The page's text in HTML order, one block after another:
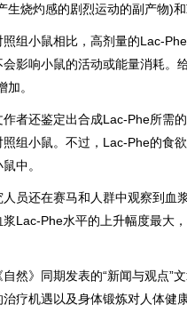
生烧灼感的剧烈运动的副产物)
小鼠相比，高剂量的Lac-Phe
影响小鼠的活动或能量消耗。
加。
还鉴定出合成Lac-Phe所需的
组小鼠。不过，Lac-Phe的食
中。
还在赛马和人群中观察到血浆
Lac-Phe水平的上升幅度最大
》同期发表的“新闻与观点”文
治疗机遇以及身体锻炼对人体健